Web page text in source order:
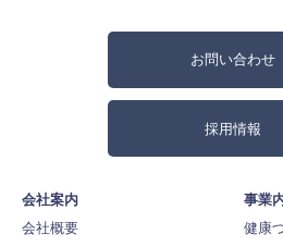
お問い合わせ
採用情報
会社案内
会社概要
事業
健康